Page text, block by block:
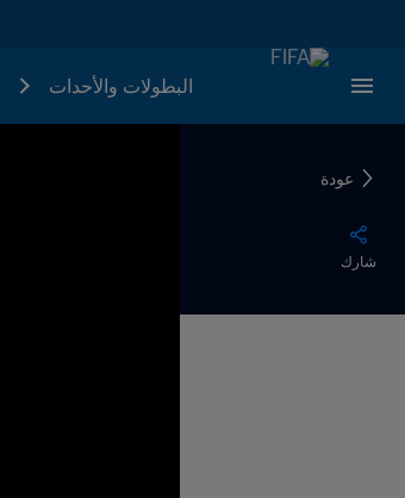
البطولات والأحدات
عودة
شارك